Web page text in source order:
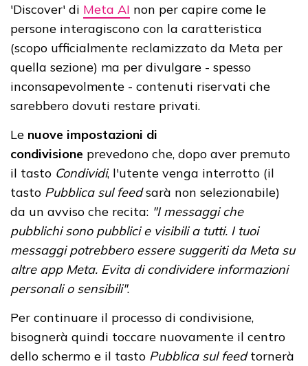
'Discover' di Meta AI non per capire come le
persone interagiscono con la caratteristica
(scopo ufficialmente reclamizzato da Meta per
quella sezione) ma per divulgare - spesso
inconsapevolmente - contenuti riservati che
sarebbero dovuti restare privati.
Le nuove impostazioni di
condivisione prevedono che, dopo aver premuto
il tasto Condividi, l'utente venga interrotto (il
tasto Pubblica sul feedsarà non selezionabile)
da un avviso che recita: "I messaggi che
pubblichi sono pubblici e visibili a tutti. I tuoi
messaggi potrebbero essere suggeriti da Meta su
altre app Meta. Evita di condividere informazioni
personali o sensibili".
Per continuare il processo di condivisione,
bisognerà quindi toccare nuovamente il centro
dello schermo e il tasto Pubblica sul feedtornerà